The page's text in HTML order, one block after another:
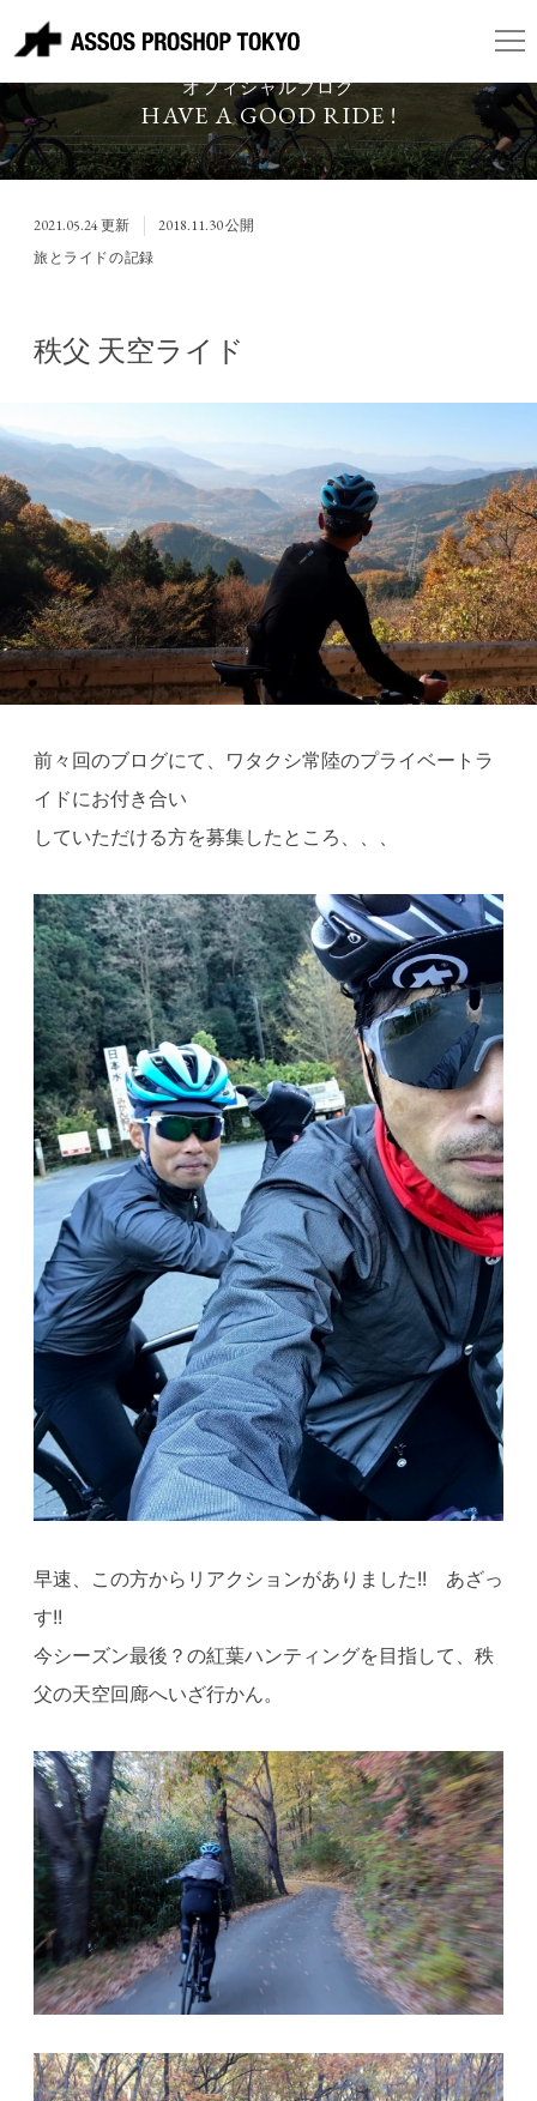
オフィシャルブログ
HAVE A GOOD RIDE !
2021.05.24更新 2018.11.30公開
旅とライドの記録
秩父 天空ライド
前々回のブログにて、ワタクシ常陸のプライベートラ
イドにお付き合い
していただける方を募集したところ、、、
早速、この方からリアクションがありました!! あざっ
す!!
今シーズン最後？の紅葉ハンティングを目指して、秩
父の天空回廊へいざ行かん。